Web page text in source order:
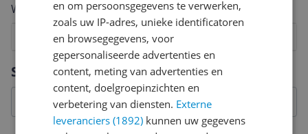
Specificaties
Welk cijfer geef jij dit product?
6
5
4
3
2
Vraag 1 van 4
en om persoonsgegevens te verwerken,
zoals uw IP-adres, unieke identificatoren
en browsegegevens, voor
gepersonaliseerde advertenties en
content, meting van advertenties en
content, doelgroepinzichten en
verbetering van diensten. Externe
leveranciers (1892) kunnen uw gegevens